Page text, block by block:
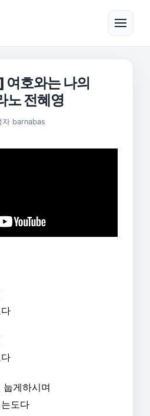
메뉴
호와는 나의
노 전혜영
년 11월 18일
자 barnabas
눕게하시며
도다